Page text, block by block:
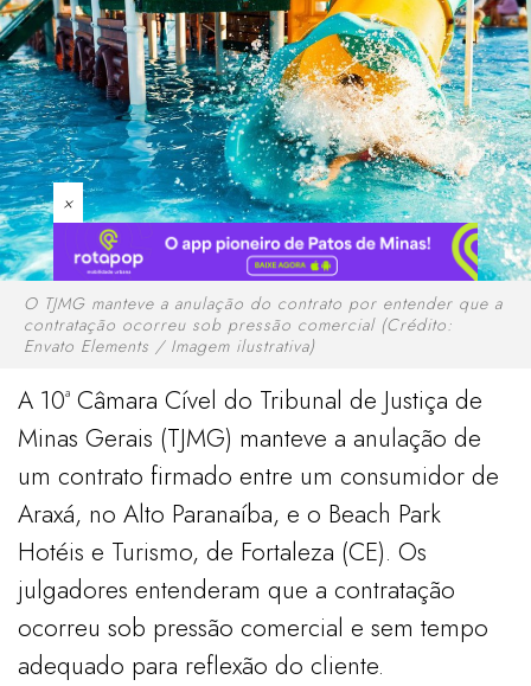
×
O TJMG manteve a anulação do contrato por entender que a
contratação ocorreu sob pressão comercial (Crédito:
Envato Elements / Imagem ilustrativa)
A 10ª Câmara Cível do Tribunal de Justiça de
Minas Gerais (TJMG) manteve a anulação de
um contrato firmado entre um consumidor de
Araxá, no Alto Paranaíba, e o Beach Park
Hotéis e Turismo, de Fortaleza (CE). Os
julgadores entenderam que a contratação
ocorreu sob pressão comercial e sem tempo
adequado para reflexão do cliente.